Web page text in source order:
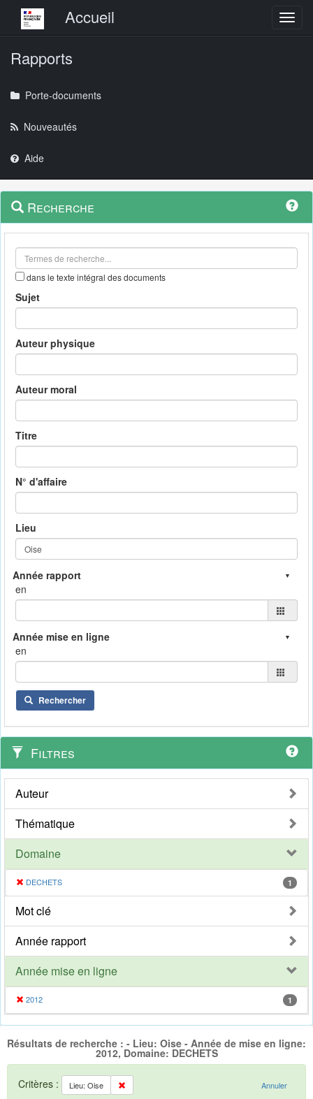
Menu principalAccueil
Rapports
Porte-documents
Nouveautés
Aide
Navigation
outils
Menu
contextuel
Recherche
dans le texte intégral des documents
Sujet
Auteur physique
Auteur moral
Titre
N° d'affaire
Lieu
en
en
Rechercher
Filtres
Auteur
Thématique
Domaine
DECHETS 1
Mot clé
Année rapport
Année mise en ligne
2012 1
Résultats de recherche : - Lieu: Oise - Année de mise en ligne:
2012, Domaine: DECHETS
Critères : Lieu: Oise Annuler